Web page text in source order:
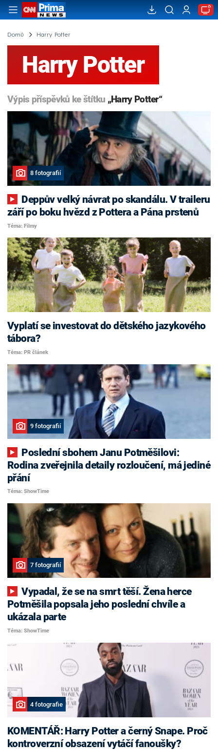
Domů Harry Potter
Harry Potter
Výpis příspěvků ke štítku „Harry Potter“
8 fotografií
září po boku hvězd z Pottera a Pána prstenů
Téma: Filmy
Vyplatí se investovat do dětského jazykového
tábora?
Téma: PR článek
9 fotografií
Rodina zveřejnila detaily rozloučení, má jediné
přání
Téma: ShowTime
7 fotografií
Vypadal, že se na smrt těší. Žena herce
Potměšila popsala jeho poslední chvíle a
ukázala parte
Téma: ShowTime
4 fotografie
KOMENTÁŘ: Harry Potter a černý Snape. Proč
kontroverzní obsazení vytáčí fanoušky?